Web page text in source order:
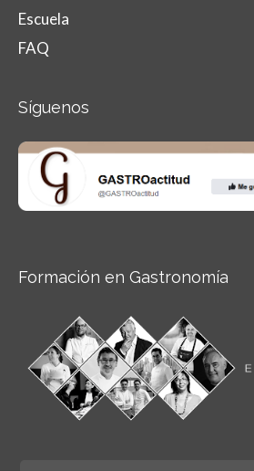
Escuela
FAQ
Síguenos
Formación en Gastronomía